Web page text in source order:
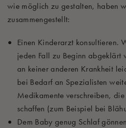
wie möglich zu gestalten, haben
zusammengestellt:
Einen Kinderarzt konsultieren.
jeden Fall zu Beginn abgeklärt
an keiner anderen Krankheit
bei Bedarf an Spezialisten
Medikamente verschreiben,
schaffen (zum Beispiel bei
Dem Baby genug Schlaf